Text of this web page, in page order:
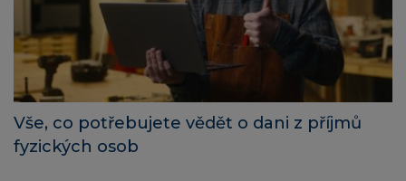
Vše, co potřebujete vědět o dani z příjmů
fyzických osob